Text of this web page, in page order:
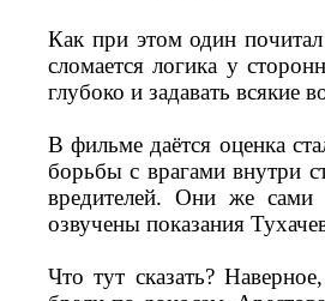
Как при этом один
сломается логика у
глубоко и задавать всякие
В фильме даётся оценка
борьбы с врагами внутри
вредителей. Они же сами
озвучены показания
Что тут сказать?